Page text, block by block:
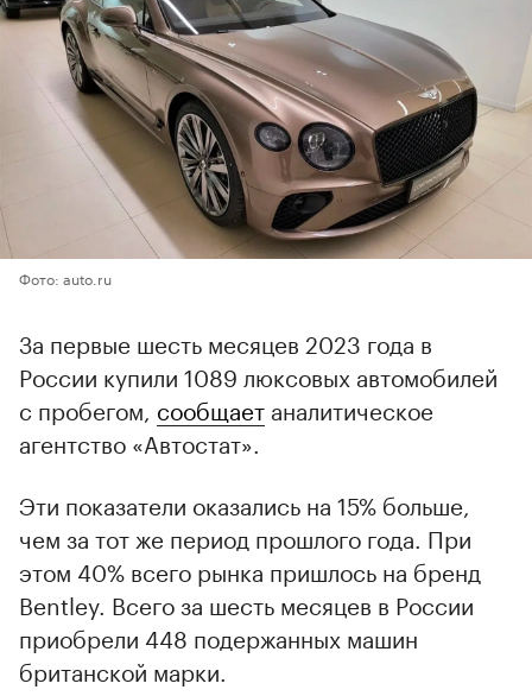
Фото: auto.ru
За первые шесть месяцев 2023 года в
России купили 1089 люксовых автомобилей
с пробегом, сообщает аналитическое
агентство «Автостат».
Эти показатели оказались на 15% больше,
чем за тот же период прошлого года. При
этом 40% всего рынка пришлось на бренд
Bentley. Всего за шесть месяцев в России
приобрели 448 подержанных машин
британской марки.